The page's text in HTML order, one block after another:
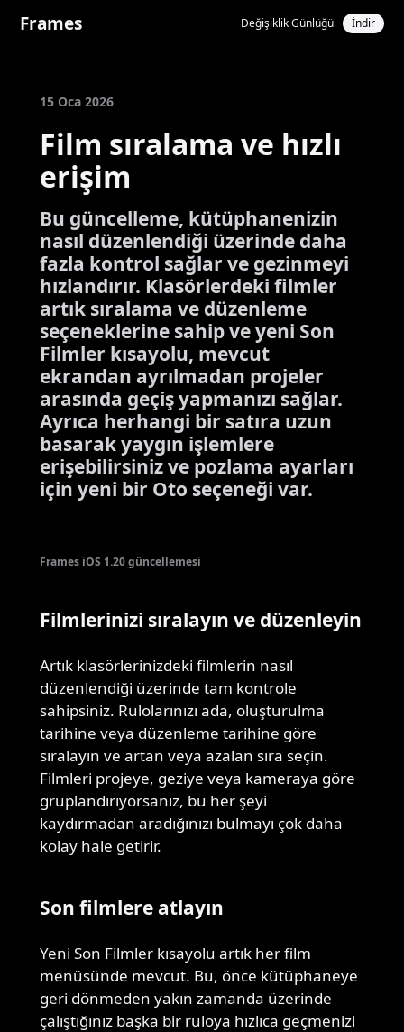
Frames Değişiklik Günlüğü İndir
15 Oca 2026
Film sıralama ve hızlı
erişim
Bu güncelleme, kütüphanenizin
nasıl düzenlendiği üzerinde daha
fazla kontrol sağlar ve gezinmeyi
hızlandırır. Klasörlerdeki filmler
artık sıralama ve düzenleme
seçeneklerine sahip ve yeni Son
Filmler kısayolu, mevcut
ekrandan ayrılmadan projeler
arasında geçiş yapmanızı sağlar.
Ayrıca herhangi bir satıra uzun
basarak yaygın işlemlere
erişebilirsiniz ve pozlama ayarları
için yeni bir Oto seçeneği var.
Frames iOS 1.20 güncellemesi
Filmlerinizi sıralayın ve düzenleyin
Artık klasörlerinizdeki filmlerin nasıl
düzenlendiği üzerinde tam kontrole
sahipsiniz. Rulolarınızı ada, oluşturulma
tarihine veya düzenleme tarihine göre
sıralayın ve artan veya azalan sıra seçin.
Filmleri projeye, geziye veya kameraya göre
gruplandırıyorsanız, bu her şeyi
kaydırmadan aradığınızı bulmayı çok daha
kolay hale getirir.
Son filmlere atlayın
Yeni Son Filmler kısayolu artık her film
menüsünde mevcut. Bu, önce kütüphaneye
geri dönmeden yakın zamanda üzerinde
çalıştığınız başka bir ruloya hızlıca geçmenizi